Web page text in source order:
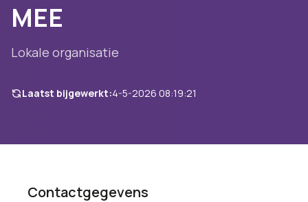
MEE
Lokale organisatie
Laatst bijgewerkt:4-5-2026 08:19:21
Contactgegevens